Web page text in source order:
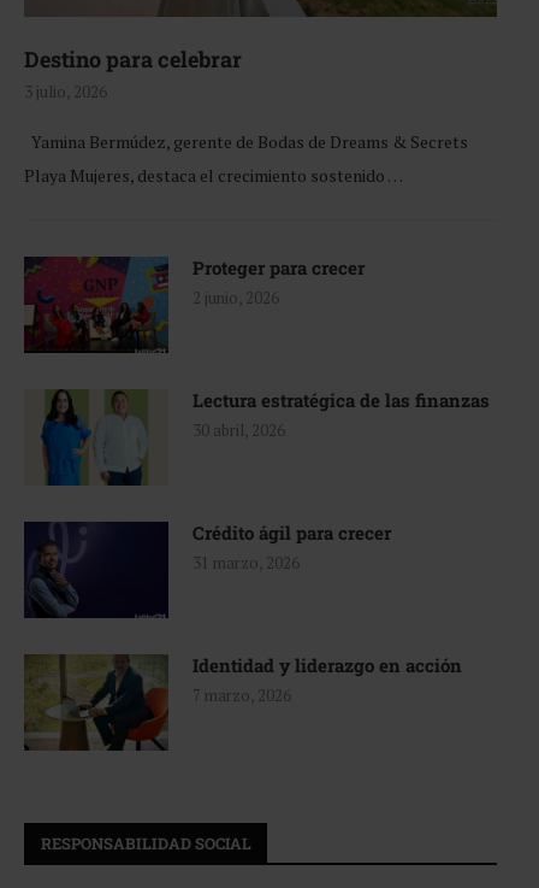
Destino para celebrar
3 julio, 2026
Yamina Bermúdez, gerente de Bodas de Dreams & Secrets
Playa Mujeres, destaca el crecimiento sostenido …
Proteger para crecer
2 junio, 2026
Lectura estratégica de las finanzas
30 abril, 2026
Crédito ágil para crecer
31 marzo, 2026
Identidad y liderazgo en acción
7 marzo, 2026
RESPONSABILIDAD SOCIAL